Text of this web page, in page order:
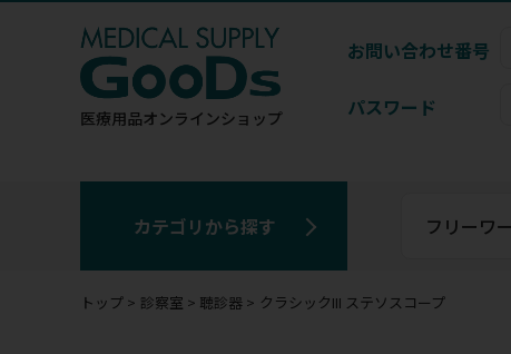
医療用品オンラインショップ
お問い合わせ番号
パスワード
カテゴリから探す
トップ 診察室 聴診器 クラシックIII ステソスコープ